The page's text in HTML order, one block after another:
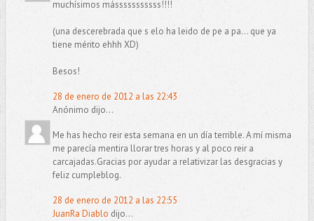
muchísimos másssssssssss!!!!
(una descerebrada que s elo ha leido de pe a pa... que ya
tiene mérito ehhh XD)
Besos!
28 de enero de 2012 a las 22:43
Anónimo dijo...
Me has hecho reir esta semana en un día terrible. A mí misma
me parecía mentira llorar tres horas y al poco reir a
carcajadas.Gracias por ayudar a relativizar las desgracias y
feliz cumpleblog.
28 de enero de 2012 a las 22:55
JuanRa Diablo dijo...